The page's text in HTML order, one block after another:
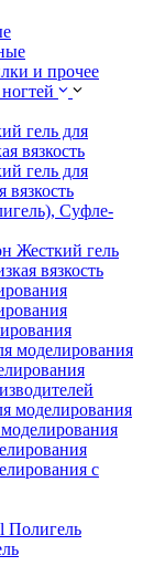
и прочее
гель для
вязкость
гель для
Суфле-
Жесткий гель
вязкость
моделирования
моделирования
с
Полигель